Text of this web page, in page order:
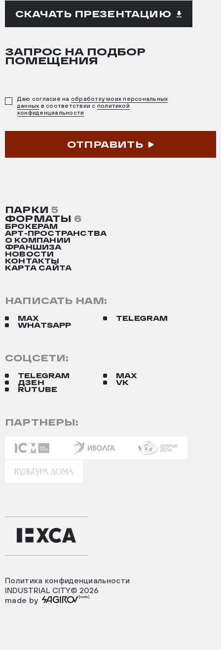
СКАЧАТЬ ПРЕЗЕНТАЦИЮ
ПАРКИ 5
ФОРМАТЫ 6
БРОКЕРАМ
АРТ-ПРОСТРАНСТВА
О КОМПАНИИ
ФРАНШИЗА
НОВОСТИ
КОНТАКТЫ
КАРТА САЙТА
ЗАПРОС НА ПОДБОР
ПОМЕЩЕНИЯ
Даю согласие на обработку моих персональных
данных в соответствии с политикой
конфиденциальности
ОТПРАВИТЬ
ПАРТНЕРЫ:
СОЦСЕТИ:
TELEGRAM
MAX
ДЗЕН
VK
RUTUBE
НАПИСАТЬ НАМ:
MAX
TELEGRAM
WHATSAPP
Политика конфиденциальности
INDUSTRIAL CITY© 2026
made by